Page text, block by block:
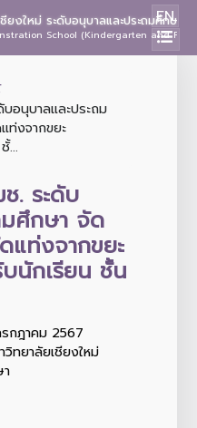
ยงใหม่ ระดับอนุบาลและประถมศึกษา
School (Kindergarten and
EN
อนุบาลและประถม
ท่งจากขยะ
...
. ระดับ
มศึกษา จัด
แท่งจากขยะ
นักเรียน ชั้น
กฎาคม 2567
ทยาลัยเชียงใหม่